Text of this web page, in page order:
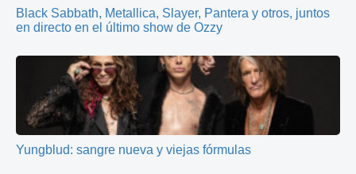
Black Sabbath, Metallica, Slayer, Pantera y otros, juntos
en directo en el último show de Ozzy
Yungblud: sangre nueva y viejas fórmulas